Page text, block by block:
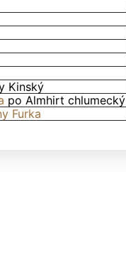
Kinský
po Almhirt chlumecký
Furka